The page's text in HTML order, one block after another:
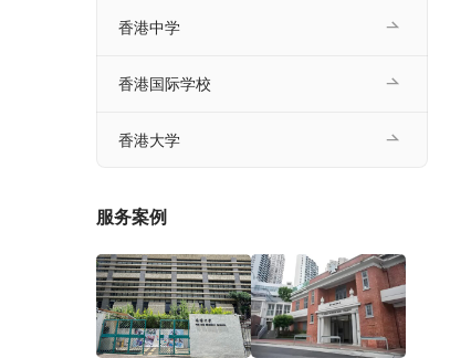
香港中学
香港国际学校
香港大学
服务案例